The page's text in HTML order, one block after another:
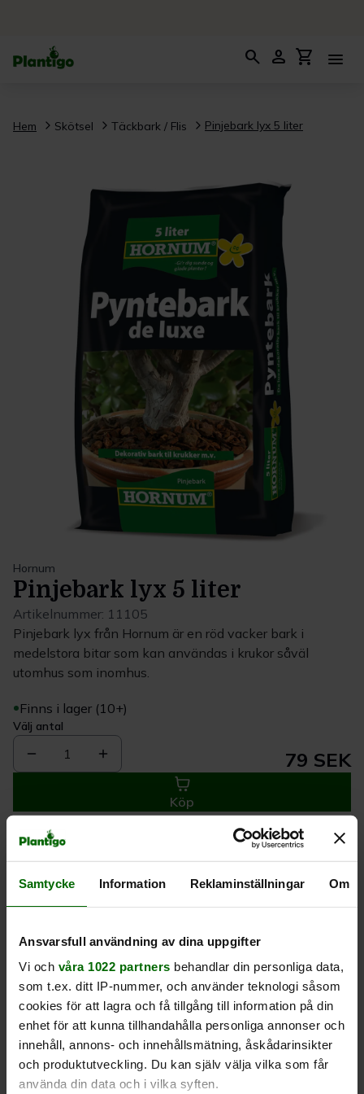
Samtycke Information Reklaminställningar Om
Ansvarsfull användning av dina uppgifter
Vi och våra 1022 partners behandlar din personliga data,
som t.ex. ditt IP-nummer, och använder teknologi såsom
cookies för att lagra och få tillgång till information på din
enhet för att kunna tillhandahålla personliga annonser och
innehåll, annons- och innehållsmätning, åskådarinsikter
och produktutveckling. Du kan själv välja vilka som får
använda din data och i vilka syften.
search person shopping_cart menu
Hem Skötsel Täckbark / Flis Pinjebark lyx 5 liter
Hornum
Pinjebark lyx 5 liter
Artikelnummer: 11105
Pinjebark lyx från Hornum är en röd vacker bark i
medelstora bitar som kan användas i krukor såväl
utomhus som inomhus.
Finns i lager (10+)
Välj antal
1 79 SEK
Köp
3 dagar
rätt pris
en leverans
Beskrivning
Produktrecensioner